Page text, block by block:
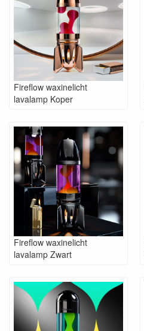
Fireflow waxinelicht
lavalamp Koper
Fireflow waxinelicht
lavalamp Zwart